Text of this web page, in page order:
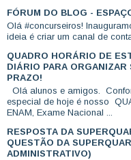
FÓRUM DO BLOG -
Olá #concurseiros!
ideia é criar um canal de
QUADRO HORÁRIO DE
DIÁRIO PARA
PRAZO!
Olá alunos e amigos.
especial de hoje é nosso
ENAM, Exame Nacional ...
RESPOSTA DA
QUESTÃO DA
ADMINISTRATIVO)